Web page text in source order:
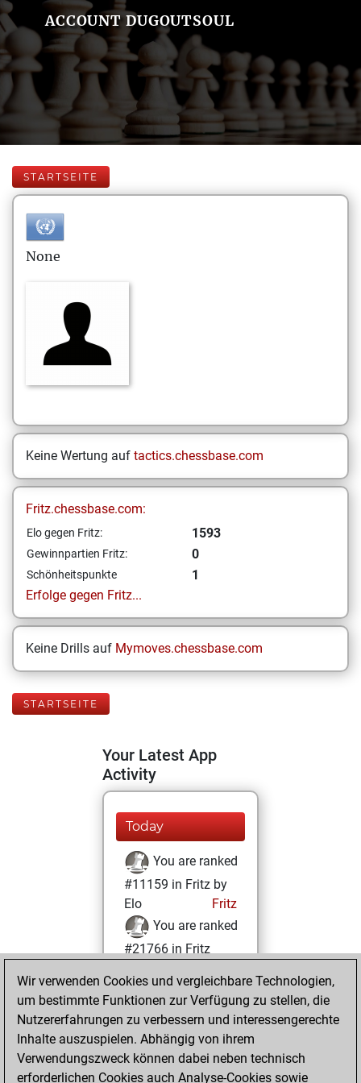
ACCOUNT DUGOUTSOUL
STARTSEITE
None
Keine Wertung auf tactics.chessbase.com
Fritz.chessbase.com:
Elo gegen Fritz: 1593
Gewinnpartien Fritz: 0
Schönheitspunkte
1
Erfolge gegen Fritz...
Keine Drills auf Mymoves.chessbase.com
STARTSEITE
Your Latest App
Activity
Today
You are ranked
#11159 in Fritz by
Elo
Fritz
You are ranked
#21766 in Fritz
Donnerstag,
Januar 21, 2021
You achieved a
BeautyScore of 1
Wir verwenden Cookies und vergleichbare Technologien,
um bestimmte Funktionen zur Verfügung zu stellen, die
Nutzererfahrungen zu verbessern und interessengerechte
Inhalte auszuspielen. Abhängig von ihrem
Verwendungszweck können dabei neben technisch
erforderlichen Cookies auch Analyse-Cookies sowie